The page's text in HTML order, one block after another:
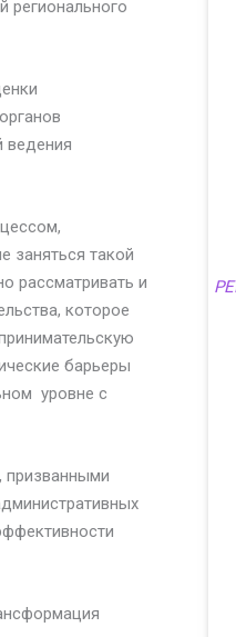
регионального
ведения
заняться такой
рассматривать и
которое
барьеры
уровне с
призванными